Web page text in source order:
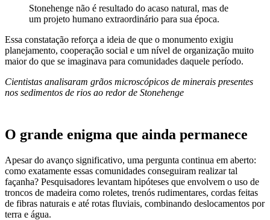
Stonehenge não é resultado do acaso natural, mas de
um projeto humano extraordinário para sua época.
Essa constatação reforça a ideia de que o monumento exigiu
planejamento, cooperação social e um nível de organização muito
maior do que se imaginava para comunidades daquele período.
Cientistas analisaram grãos microscópicos de minerais presentes
nos sedimentos de rios ao redor de Stonehenge
O grande enigma que ainda permanece
Apesar do avanço significativo, uma pergunta continua em aberto:
como exatamente essas comunidades conseguiram realizar tal
façanha? Pesquisadores levantam hipóteses que envolvem o uso de
troncos de madeira como roletes, trenós rudimentares, cordas feitas
de fibras naturais e até rotas fluviais, combinando deslocamentos por
terra e água.